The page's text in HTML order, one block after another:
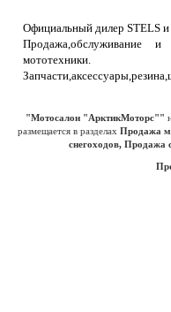
Официальный дилер STELS
Продажа,обслуживание и
мототехники.
"Мотосалон "АрктикМоторс""
размещается в разделах Продажа
снегоходов,